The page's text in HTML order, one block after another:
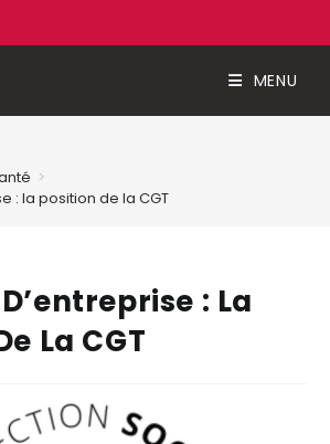
MENU
>
: la position de la CGT
: La
La CGT